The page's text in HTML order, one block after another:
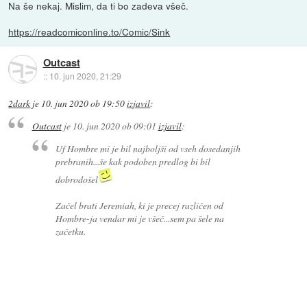
Na še nekaj. Mislim, da ti bo zadeva všeč.
https://readcomiconline.to/Comic/Sink
Outcast
:: 10. jun 2020, 21:29
2dark je 10. jun 2020 ob 19:50izjavil:
Outcastje 10. jun 2020 ob 09:01 izjavil:
Uf Hombre mi je bil najboljši od vseh dosedanjih
prebranih...še kak podoben predlog bi bil
dobrodošel
Začel brati Jeremiah, ki je precej različen od
Hombre-ja vendar mi je všeč...sem pa šele na
začetku.